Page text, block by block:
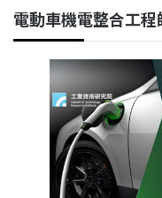
電動車機電整合工程